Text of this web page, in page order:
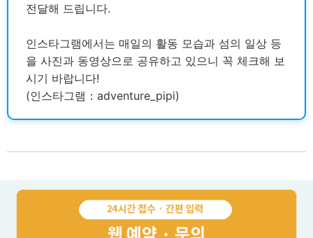
전달해 드립니다.
인스타그램에서는 매일의 활동 모습과 섬의 일상 등
을 사진과 동영상으로 공유하고 있으니 꼭 체크해 보
시기 바랍니다!
(인스타그램：adventure_pipi)